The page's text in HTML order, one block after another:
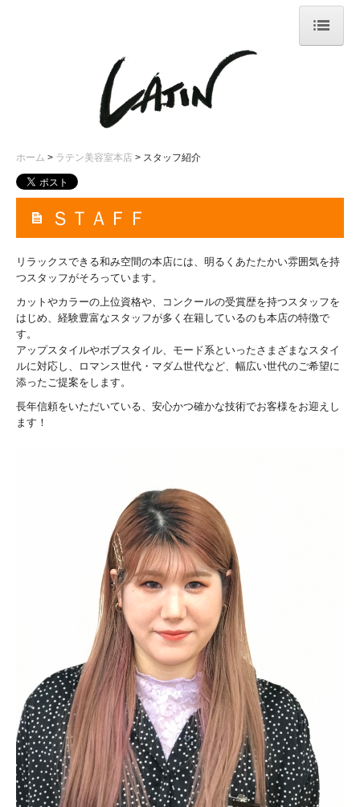
まつげエクステ
ホーム ラテン美容室本店 スタッフ紹介
ＳＴＡＦＦ
リラックスできる和み空間の本店には、明るくあたたかい雰囲気を持
つスタッフがそろっています。
カットやカラーの上位資格や、コンクールの受賞歴を持つスタッフを
はじめ、経験豊富なスタッフが多く在籍しているのも本店の特徴で
す。
アップスタイルやボブスタイル、モード系といったさまざまなスタイ
ルに対応し、ロマンス世代・マダム世代など、幅広い世代のご希望に
添ったご提案をします。
長年信頼をいただいている、安心かつ確かな技術でお客様をお迎えし
ます！